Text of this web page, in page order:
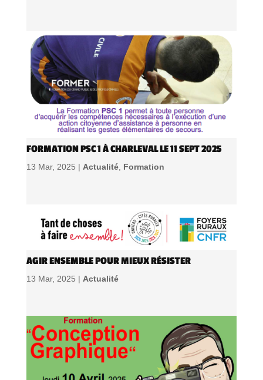
FORMATION PSC 1 À CHARLEVAL LE 11 SEPT 2025
13 Mar, 2025 | Actualité, Formation
AGIR ENSEMBLE POUR MIEUX RÉSISTER
13 Mar, 2025 | Actualité